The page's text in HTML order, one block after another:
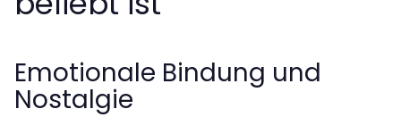
Emotionale Bindung und
Nostalgie